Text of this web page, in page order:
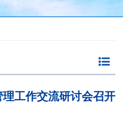
工作交流研讨会召开